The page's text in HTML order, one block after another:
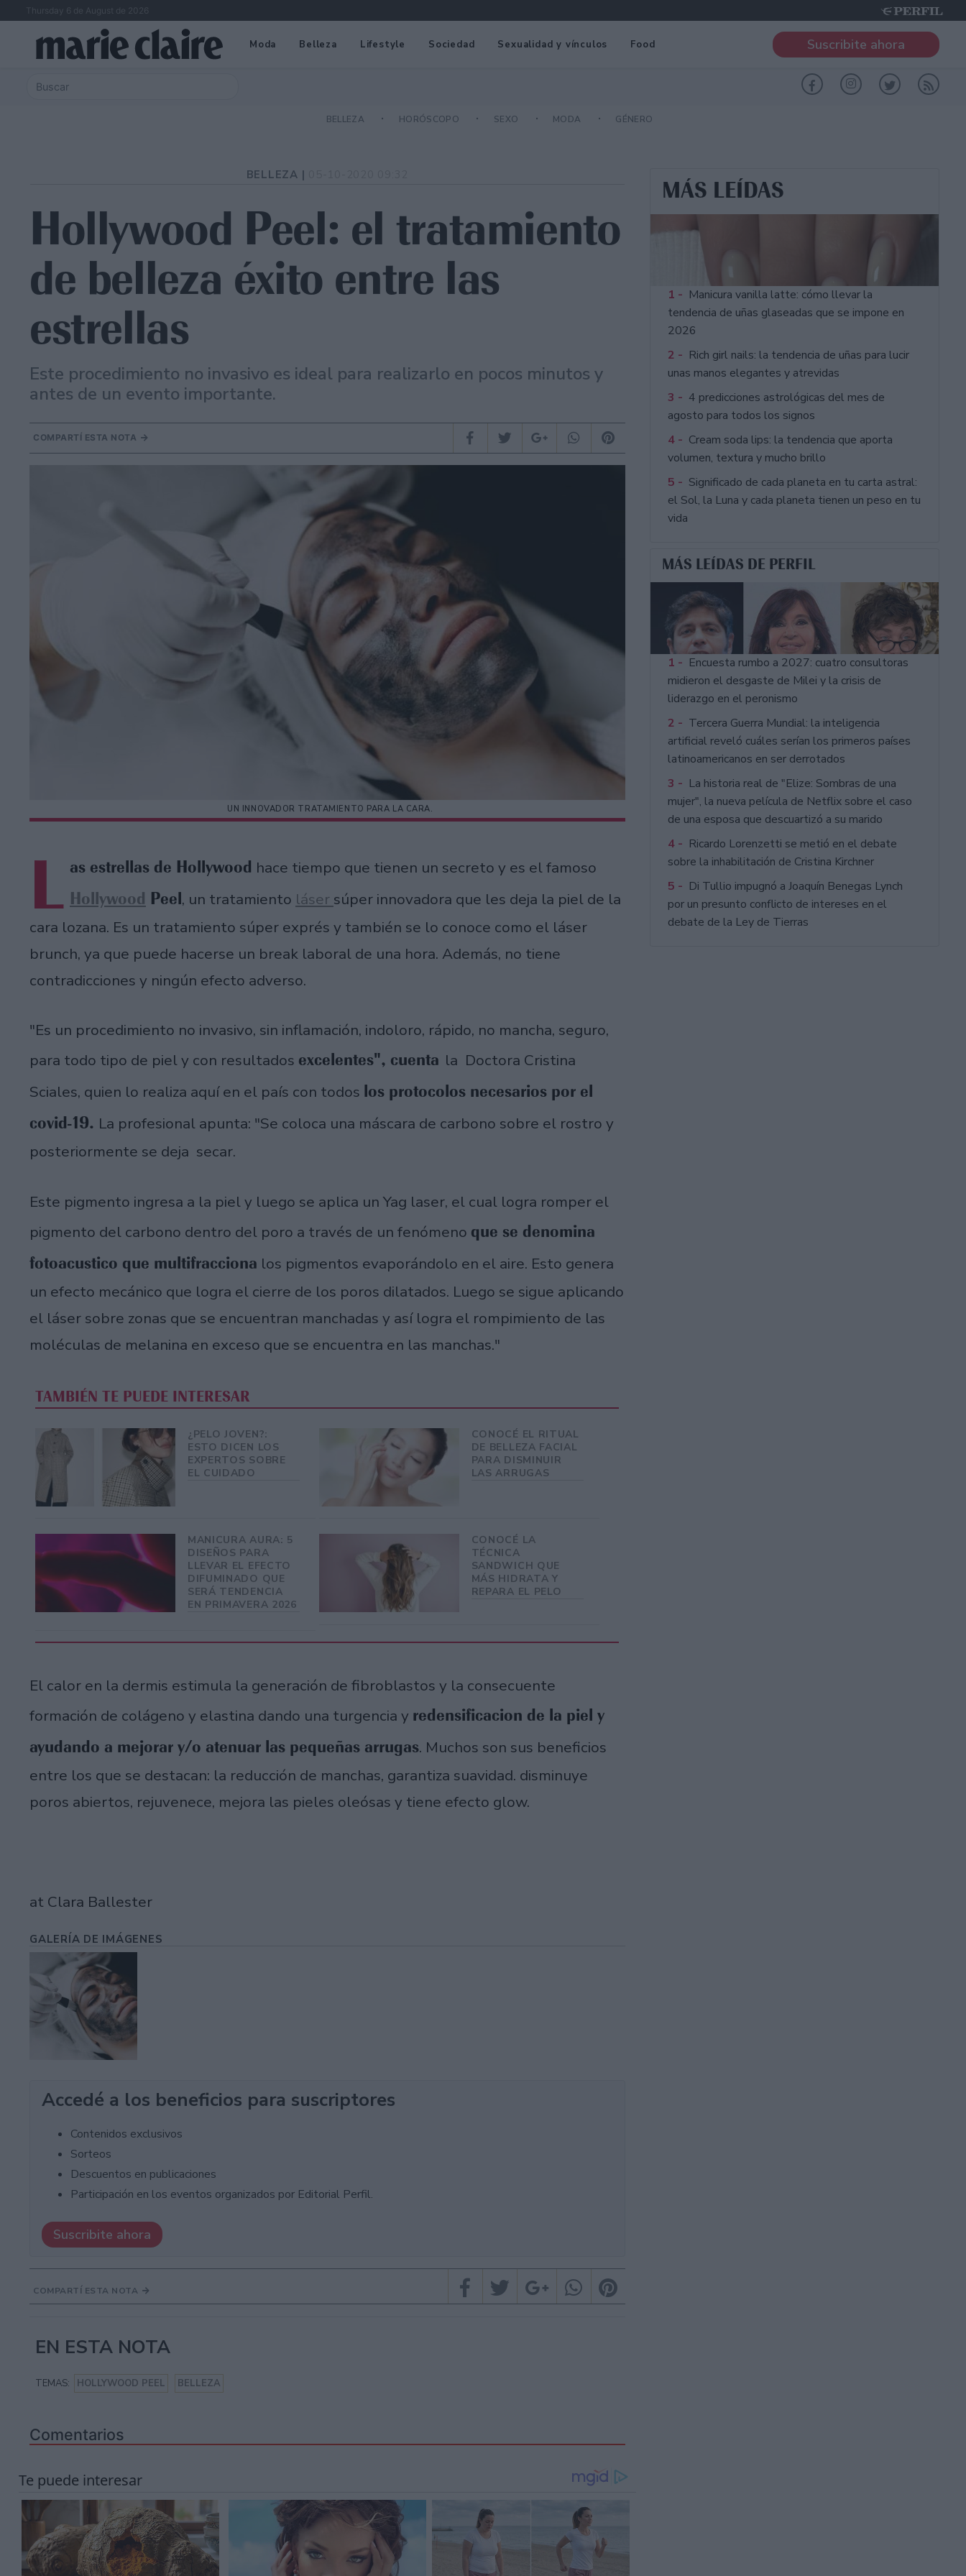
Thursday 6 de August de 2026
Moda Belleza Lifestyle Sociedad Sexualidad y vínculos Food Suscribite ahora
BELLEZA HORÓSCOPO SEXO MODA GÉNERO
BELLEZA |
Hollywood Peel: el tratamiento
de belleza éxito entre las
estrellas
Este procedimiento no invasivo es ideal para realizarlo en pocos minutos y
antes de un evento importante.
COMPARTÍ ESTA NOTA
UN INNOVADOR TRATAMIENTO PARA LA CARA.
L as estrellas de Hollywood hace tiempo que tienen un secreto y es el famoso
Hollywood Peel, un tratamiento láser súper innovadora que les deja la piel de la
cara lozana. Es un tratamiento súper exprés y también se lo conoce como el láser
brunch, ya que puede hacerse un break laboral de una hora. Además, no tiene
contradicciones y ningún efecto adverso.
"Es un procedimiento no invasivo, sin inflamación, indoloro, rápido, no mancha, seguro,
para todo tipo de piel y con resultados excelentes", cuenta la Doctora Cristina
Sciales, quien lo realiza aquí en el país con todos los protocolos necesarios por el
covid-19. La profesional apunta: "Se coloca una máscara de carbono sobre el rostro y
posteriormente se deja secar.
Este pigmento ingresa a la piel y luego se aplica un Yag laser, el cual logra romper el
pigmento del carbono dentro del poro a través de un fenómeno que se denomina
fotoacustico que multifracciona los pigmentos evaporándolo en el aire. Esto genera
un efecto mecánico que logra el cierre de los poros dilatados. Luego se sigue aplicando
el láser sobre zonas que se encuentran manchadas y así logra el rompimiento de las
moléculas de melanina en exceso que se encuentra en las manchas."
TAMBIÉN TE PUEDE INTERESAR
¿PELO JOVEN?:
ESTO DICEN LOS
EXPERTOS SOBRE
EL CUIDADO
CONOCÉ EL RITUAL
DE BELLEZA FACIAL
PARA DISMINUIR
LAS ARRUGAS
MANICURA AURA: 5
DISEÑOS PARA
LLEVAR EL EFECTO
DIFUMINADO QUE
SERÁ TENDENCIA
EN PRIMAVERA 2026
CONOCÉ LA
TÉCNICA
SANDWICH QUE
MÁS HIDRATA Y
REPARA EL PELO
El calor en la dermis estimula la generación de fibroblastos y la consecuente
formación de colágeno y elastina dando una turgencia y redensificacion de la piel y
ayudando a mejorar y/o atenuar las pequeñas arrugas. Muchos son sus beneficios
entre los que se destacan: la reducción de manchas, garantiza suavidad. disminuye
poros abiertos, rejuvenece, mejora las pieles oleósas y tiene efecto glow.
at Clara Ballester
GALERÍA DE IMÁGENES
Accedé a los beneficios para suscriptores
Contenidos exclusivos
Sorteos
Descuentos en publicaciones
Participación en los eventos organizados por Editorial Perfil.
Suscribite ahora
COMPARTÍ ESTA NOTA
EN ESTA NOTA
TEMAS: HOLLYWOOD PEEL BELLEZA
Comentarios
MÁS LEÍDAS
1 - Manicura vanilla latte: cómo llevar la
tendencia de uñas glaseadas que se impone en
2026
2 - Rich girl nails: la tendencia de uñas para lucir
unas manos elegantes y atrevidas
3 - 4 predicciones astrológicas del mes de
agosto para todos los signos
4 - Cream soda lips: la tendencia que aporta
volumen, textura y mucho brillo
5 - Significado de cada planeta en tu carta astral:
el Sol, la Luna y cada planeta tienen un peso en tu
vida
MÁS LEÍDAS DE PERFIL
1 - Encuesta rumbo a 2027: cuatro consultoras
midieron el desgaste de Milei y la crisis de
liderazgo en el peronismo
2 - Tercera Guerra Mundial: la inteligencia
artificial reveló cuáles serían los primeros países
latinoamericanos en ser derrotados
3 - La historia real de "Elize: Sombras de una
mujer", la nueva película de Netflix sobre el caso
de una esposa que descuartizó a su marido
4 - Ricardo Lorenzetti se metió en el debate
sobre la inhabilitación de Cristina Kirchner
5 - Di Tullio impugnó a Joaquín Benegas Lynch
por un presunto conflicto de intereses en el
debate de la Ley de Tierras